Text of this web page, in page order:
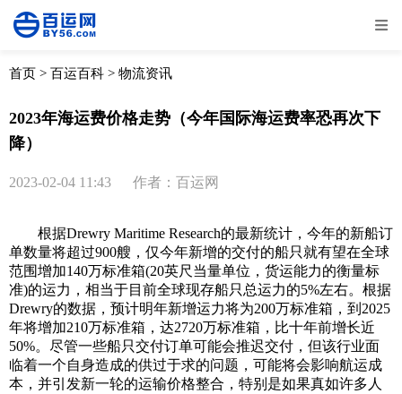
全部 物流资讯
首页 > 百运百科 > 物流资讯
2023年海运费价格走势（今年国际海运费率恐再次下
降）
2023-02-04 11:43 作者：百运网
根据Drewry Maritime Research的最新统计，今年的新船订
单数量将超过900艘，仅今年新增的交付的船只就有望在全球
范围增加140万标准箱(20英尺当量单位，货运能力的衡量标
准)的运力，相当于目前全球现存船只总运力的5%左右。根据
Drewry的数据，预计明年新增运力将为200万标准箱，到2025
年将增加210万标准箱，达2720万标准箱，比十年前增长近
50%。尽管一些船只交付订单可能会推迟交付，但该行业面
临着一个自身造成的供过于求的问题，可能将会影响航运成
本，并引发新一轮的运输价格整合，特别是如果真如许多人